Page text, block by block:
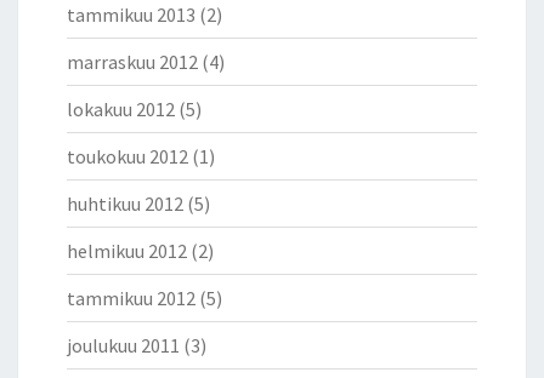
tammikuu 2013 (2)
marraskuu 2012 (4)
lokakuu 2012 (5)
toukokuu 2012 (1)
huhtikuu 2012 (5)
helmikuu 2012 (2)
tammikuu 2012 (5)
joulukuu 2011 (3)